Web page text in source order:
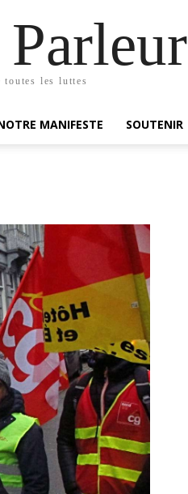
toutes les luttes
MANIFESTE SOUTENIR